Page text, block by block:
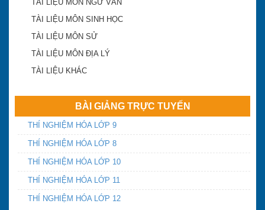
TÀI LIỆU MÔN NGỮ VĂN
TÀI LIỆU MÔN SINH HỌC
TÀI LIỆU MÔN SỬ
TÀI LIỆU MÔN ĐỊA LÝ
TÀI LIỆU KHÁC
BÀI GIẢNG TRỰC TUYẾN
THÍ NGHIỆM HÓA LỚP 9
THÍ NGHIỆM HÓA LỚP 8
THÍ NGHIỆM HÓA LỚP 10
THÍ NGHIỆM HÓA LỚP 11
THÍ NGHIỆM HÓA LỚP 12
Khánh Hòa công bố điểm trúng tuyển lớp 10 công
lập 2018-2019
Điểm chuẩn vào lớp 10 Khánh Hòa năm 2016
Yêu cầu chấn chỉnh dạy thêm, học thêm và tựu
trường sớm